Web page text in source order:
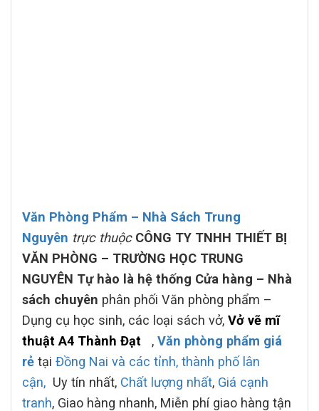
Văn Phòng Phẩm – Nhà Sách Trung
Nguyên trực thuộc CÔNG TY TNHH THIẾT BỊ
VĂN PHÒNG – TRƯỜNG HỌC TRUNG
NGUYÊN Tự hào là hệ thống Cửa hàng – Nhà
sách chuyên phân phối Văn phòng phẩm –
Dụng cụ học sinh, các loại sách vở, Vở vẽ mĩ
thuật A4 Thành Đạt
, Văn phòng phẩm giá
rẻ tại Đồng Nai và các tỉnh, thành phố lân
cận, Uy tín nhất, Chất lượng nhất, Giá cạnh
tranh, Giao hàng nhanh, Miễn phí giao hàng tận